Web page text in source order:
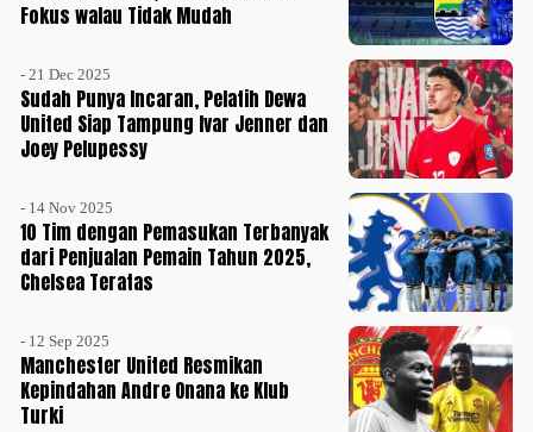
Fokus walau Tidak Mudah
- 21 Dec 2025
Sudah Punya Incaran, Pelatih Dewa
United Siap Tampung Ivar Jenner dan
Joey Pelupessy
- 14 Nov 2025
10 Tim dengan Pemasukan Terbanyak
dari Penjualan Pemain Tahun 2025,
Chelsea Teratas
- 12 Sep 2025
Manchester United Resmikan
Kepindahan Andre Onana ke Klub
Turki